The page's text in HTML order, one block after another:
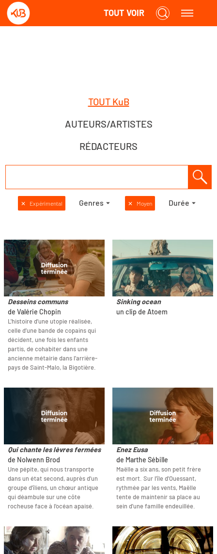
TOUT VOIR
TOUT KuB
AUTEURS/ARTISTES
RÉDACTEURS
✕ Expérimental Genres ✕ Moyen Durée
Desseins communs
de Valérie Chopin
L'histoire d’une utopie réalisée,
celle d’une bande de copains qui
décident, une fois les enfants
partis, de cohabiter dans une
ancienne métairie dans l’arrière-
pays de Saint-Malo, la Bigotière.
Sinking ocean
un clip de Atoem
Qui chante les lèvres fermées
de Nolwenn Brod
Une pépite, qui nous transporte
dans un état second, auprès d’un
groupe d’îliens, un chœur antique
qui déambule sur une côte
rocheuse face à l’océan apaisé.
Enez Eusa
de Marthe Sébille
Maëlle a six ans, son petit frère
est mort. Sur l'île d'Ouessant,
rythmée par les vents, Maëlle
tente de maintenir sa place au
sein d'une famille endeuillée.